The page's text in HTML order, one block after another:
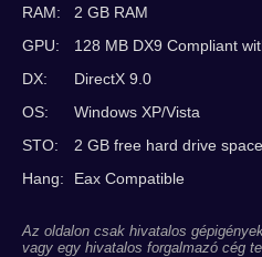
RAM:
2 GB RAM
GPU:
128 MB DX9 Compliant
DX:
DirectX 9.0
OS:
Windows XP/Vista
STO:
2 GB free hard drive space
Hang:
Eax Compatible
Az oldalon csak hivatalos
vagy egy hivatalos forgalmazó cég